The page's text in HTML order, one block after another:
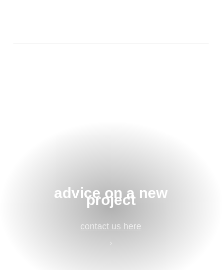
advice on a new
project
contact us here